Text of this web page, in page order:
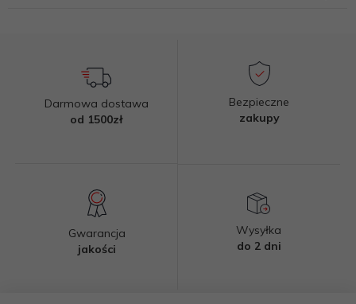
Darmowa dostawa
od 1500zł
Bezpieczne
zakupy
Gwarancja
jakości
Wysyłka
do 2 dni